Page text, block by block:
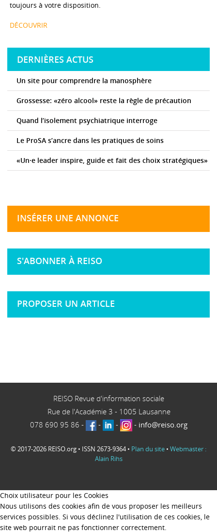
toujours à votre disposition.
DÉCOUVRIR
DERNIÈRES ACTUS
Un site pour comprendre la manosphère
Grossesse: «zéro alcool» reste la règle de précaution
Quand l’isolement psychiatrique interroge
Le ProSA s’ancre dans les pratiques de soins
«Un·e leader inspire, guide et fait des choix stratégiques»
INSÉRER UNE ANNONCE
S'ABONNER À REISO
PROPOSER UN ARTICLE
REISO Revue d'information sociale
Rue de l'Académie 3 - 1005 Lausanne
078 690 95 86 - - - - info@reiso.org
© 2017-2026 REISO.org • ISSN 2673-9364 • Plan du site • Webmaster :
Alain Rihs
Choix utilisateur pour les Cookies
Nous utilisons des cookies afin de vous proposer les meilleurs
services possibles. Si vous déclinez l'utilisation de ces cookies, le
site web pourrait ne pas fonctionner correctement.